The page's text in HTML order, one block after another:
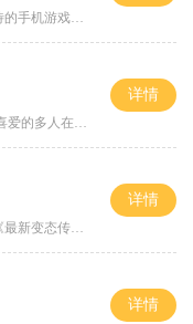
传奇世界手游开服网是一款备受期待的手机游戏，以其精美的画面、丰富的玩法和刺激的战斗体验而受到广大玩家的喜爱。作为一款经典的网游移植到手机平台上的游戏，《传奇世界手
《传奇世界版本》 是一款备受玩家喜爱的多人在线角色扮演游戏，它成功地将传统的传奇玩法与全新的游戏元素结合在一起，为玩家带来了一场精彩纷呈的游戏体验。作为一款经典的传
详情
作为经典传奇游戏的移动端延伸，《最新变态传奇世界手游》正式上线啦！这款手游继承了传奇游戏的经典元素，同时也进行了创新和改进，给玩家带来了全新的游戏体验。游戏画面精
详情
详情